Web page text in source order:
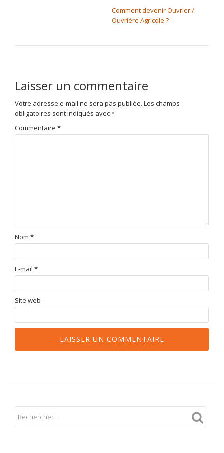
Comment devenir Ouvrier /
Ouvrière Agricole ?
Laisser un commentaire
Votre adresse e-mail ne sera pas publiée. Les champs
obligatoires sont indiqués avec*
Commentaire *
Nom *
E-mail *
Site web